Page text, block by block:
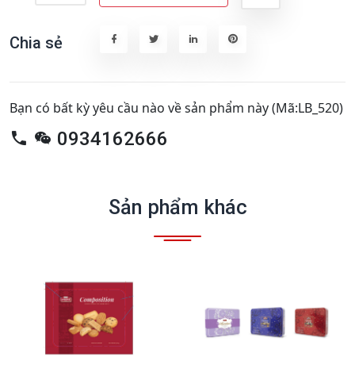
Chia sẻ
Bạn có bất kỳ yêu cầu nào về sản phẩm này (Mã:LB_520)
0934162666
Sản phẩm khác